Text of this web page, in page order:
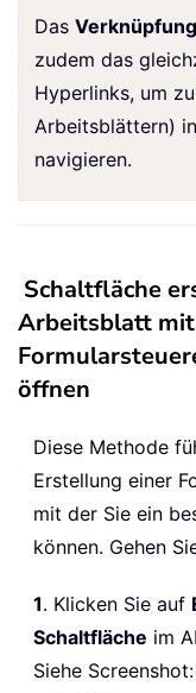
Das
zudem das
Hyperlinks, um
Arbeitsblättern)
navigieren.
Schaltfläche
Arbeitsblatt
öffnen
Diese Methode
Erstellung einer
mit der Sie ein
können. Gehen
1. Klicken Sie auf
Schaltfläche im
Siehe Screenshot: